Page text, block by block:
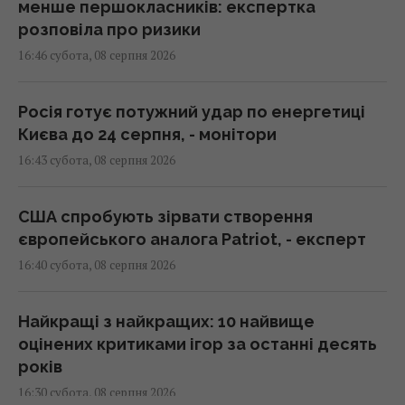
менше першокласників: експертка
розповіла про ризики
16:46 субота, 08 серпня 2026
Росія готує потужний удар по енергетиці
Києва до 24 серпня, - монітори
16:43 субота, 08 серпня 2026
США спробують зірвати створення
європейського аналога Patriot, - експерт
16:40 субота, 08 серпня 2026
Найкращі з найкращих: 10 найвище
оцінених критиками ігор за останні десять
років
16:30 субота, 08 серпня 2026